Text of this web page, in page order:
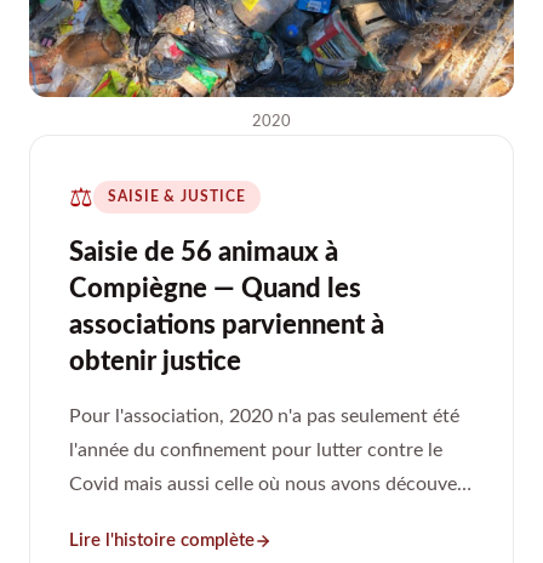
2020
⚖️ SAISIE & JUSTICE
Saisie de 56 animaux à
Compiègne — Quand les
associations parviennent à
obtenir justice
Pour l'association, 2020 n'a pas seulement été
l'année du confinement pour lutter contre le
Covid mais aussi celle où nous avons découvert
maltraitance : tenir une sorte d'association
Lire l'histoire complète